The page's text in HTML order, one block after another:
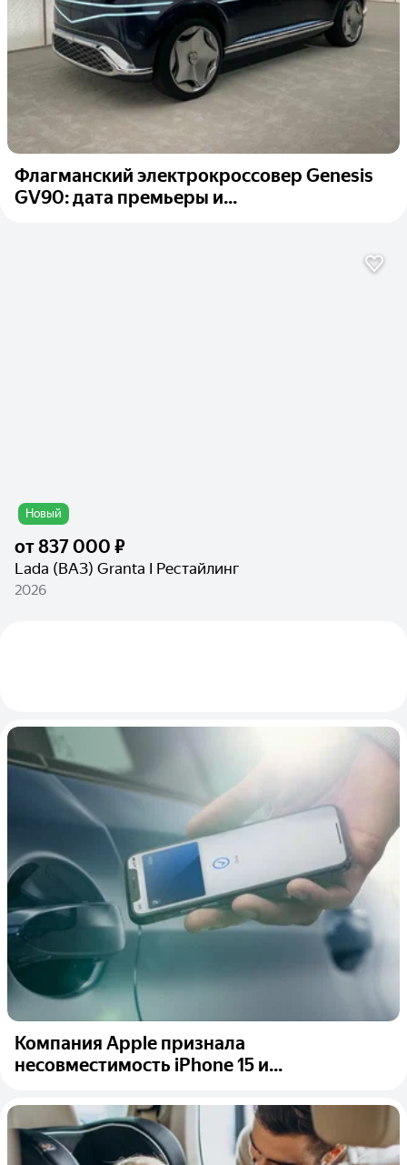
Флагманский электрокроссовер Genesis
GV90: дата премьеры и...
Новый
от837 000 ₽
Lada (ВАЗ) Granta I Рестайлинг
2026
Компания Apple признала
несовместимость iPhone 15 и...